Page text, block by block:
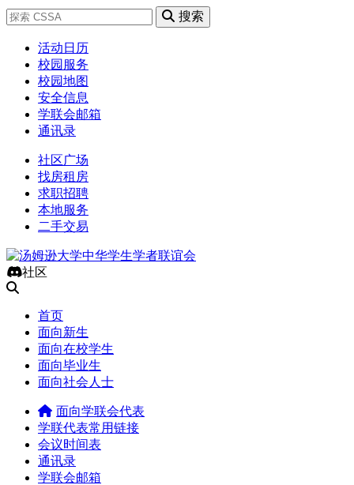
搜索
活动日历
校园服务
校园地图
安全信息
学联会邮箱
通讯录
社区广场
找房租房
求职招聘
本地服务
二手交易
社区
首页
面向新生
面向在校学生
面向毕业生
面向社会人士
面向学联会代表
学联代表常用链接
会议时间表
通讯录
学联会邮箱